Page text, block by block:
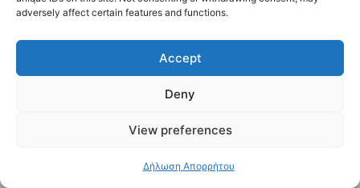
adversely affect certain features and functions.
Accept
Deny
View preferences
Δήλωση Απορρήτου